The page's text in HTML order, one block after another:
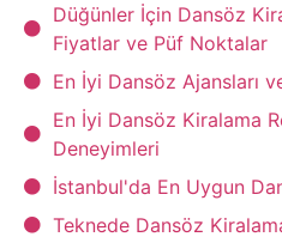
Düğünler İçin Dansöz
Fiyatlar ve Püf Noktalar
En İyi Dansöz Ajansları
En İyi Dansöz Kiralama
Deneyimleri
İstanbul'da En Uygun
Teknede Dansöz